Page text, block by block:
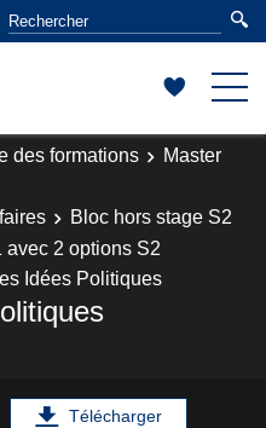
des formations
Master
Bloc hors stage S2
avec 2 options S2
Idées Politiques
Télécharger